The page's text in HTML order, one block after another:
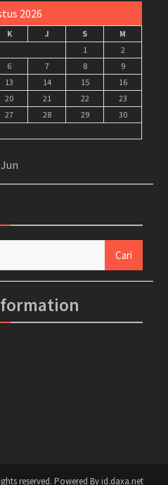
2026
K J S
M
1
2
6 7 8
9
13 14 15
16
20 21 22
23
27 28 29
30
reserved. Powered By id.daxa.net